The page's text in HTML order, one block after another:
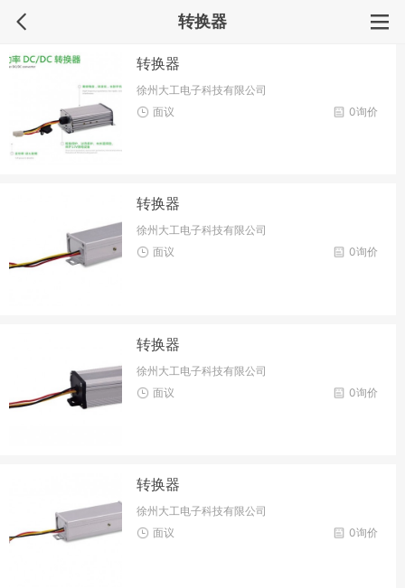
转换器
转换器
徐州大工电子科技有限公司
0询价
面议
转换器
徐州大工电子科技有限公司
0询价
面议
转换器
徐州大工电子科技有限公司
0询价
面议
转换器
徐州大工电子科技有限公司
0询价
面议